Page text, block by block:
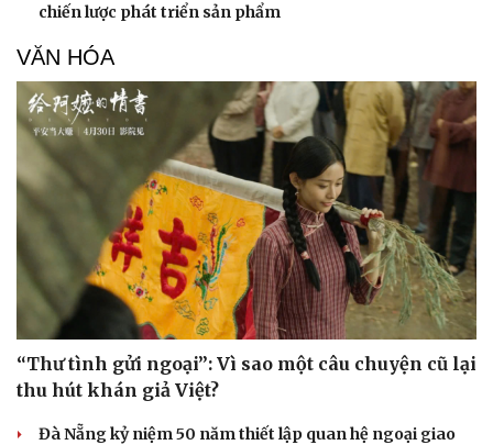
chiến lược phát triển sản phẩm
VĂN HÓA
“Thư tình gửi ngoại”: Vì sao một câu chuyện cũ lại
thu hút khán giả Việt?
Đà Nẵng kỷ niệm 50 năm thiết lập quan hệ ngoại giao